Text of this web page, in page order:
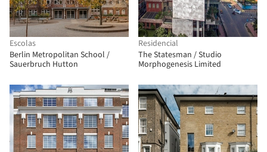
Escolas
Berlin Metropolitan School /
Sauerbruch Hutton
Residencial
The Statesman / Studio
Morphogenesis Limited